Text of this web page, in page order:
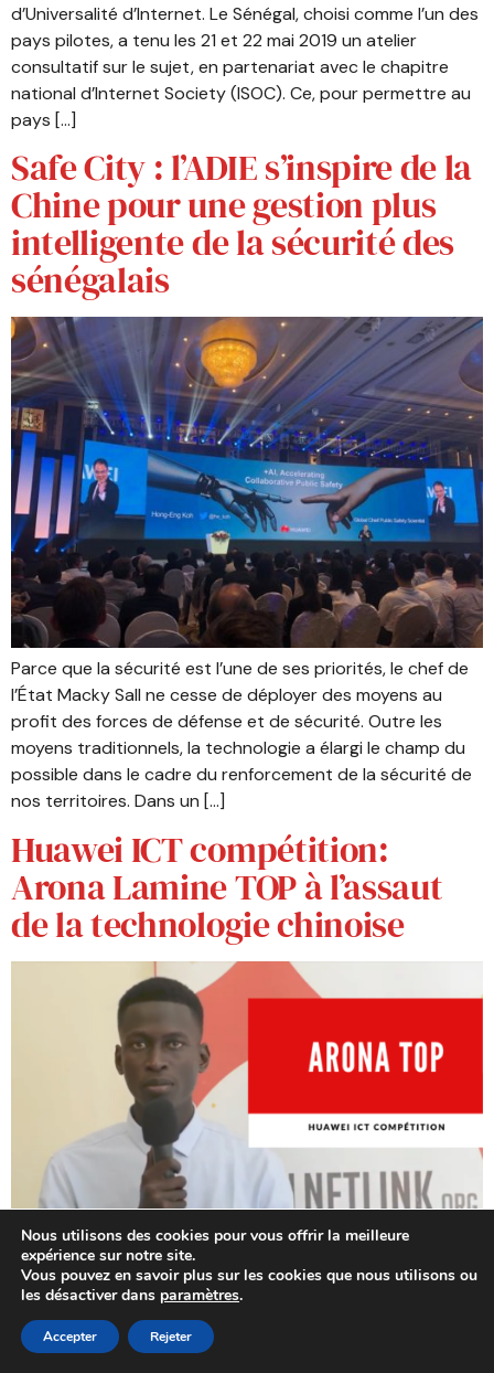
d’Universalité d’Internet. Le Sénégal, choisi comme l’un des
pays pilotes, a tenu les 21 et 22 mai 2019 un atelier
consultatif sur le sujet, en partenariat avec le chapitre
national d’Internet Society (ISOC). Ce, pour permettre au
pays […]
Safe City : l’ADIE s’inspire de la
Chine pour une gestion plus
intelligente de la sécurité des
sénégalais
Parce que la sécurité est l’une de ses priorités, le chef de
l’État Macky Sall ne cesse de déployer des moyens au
profit des forces de défense et de sécurité. Outre les
moyens traditionnels, la technologie a élargi le champ du
possible dans le cadre du renforcement de la sécurité de
nos territoires. Dans un […]
Huawei ICT compétition:
Arona Lamine TOP à l’assaut
de la technologie chinoise
Arona TOP est étudiant à l’Espace numérique ouvert
(ENO) de Keur Massar. Il a été choisi pour le programme
Future Seed qui se déroulera en juin en Chine sur une
durée de 2 semaines. Après avoir reçu son certificat à la
suite de la Huawei ICT compétition pour bénéficier d’une
Nous utilisons des cookies pour vous offrir la meilleure
expérience sur notre site.
Vous pouvez en savoir plus sur les cookies que nous utilisons ou
les désactiver dans paramètres.
Accepter Rejeter